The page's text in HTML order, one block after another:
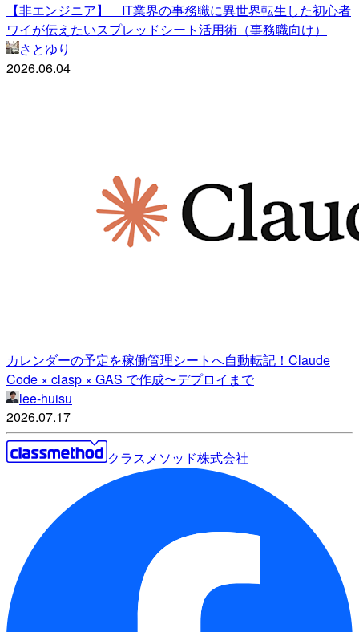
【非エンジニア】 IT業界の事務職に異世界転生した初心者
ワイが伝えたいスプレッドシート活用術（事務職向け）
さとゆり
2026.06.04
カレンダーの予定を稼働管理シートへ自動転記！Claude
Code × clasp × GAS で作成〜デプロイまで
lee-huisu
2026.07.17
クラスメソッド株式会社